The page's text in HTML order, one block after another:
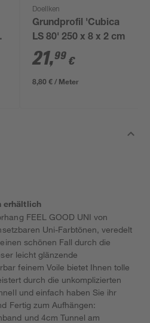
Doellken
Grundprofil 'Cubica
LS 80' 250 x 8 x 2 cm
21,99 €
8,80 € / Meter
erhältlich
FEEL GOOD UNI von
Uni-Farbtönen, veredelt
schönen Fall durch die
leicht glänzende
feinem Voile bietet Ihnen tolle
durch die unkomplizierten
und einfach haben Sie ihr
Fertig zum Aufhängen:
und 4cm Tunnel am